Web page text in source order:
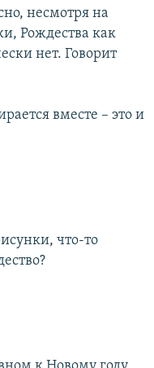
несмотря на
Рождества как
нет. Говорит
вместе – это и
что-то